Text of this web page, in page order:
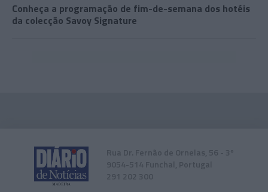
Conheça a programação de fim-de-semana dos hotéis
da colecção Savoy Signature
Rua Dr. Fernão de Ornelas, 56 - 3º
9054-514 Funchal, Portugal
291 202 300